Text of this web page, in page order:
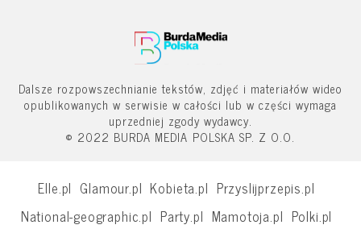
Dalsze rozpowszechnianie tekstów, zdjęć i materiałów wideo
opublikowanych w serwisie w całości lub w części wymaga
uprzedniej zgody wydawcy.
© 2022 BURDA MEDIA POLSKA SP. Z O.O.
Elle.pl Glamour.pl Kobieta.pl Przyslijprzepis.pl
National-geographic.pl Party.pl Mamotoja.pl Polki.pl